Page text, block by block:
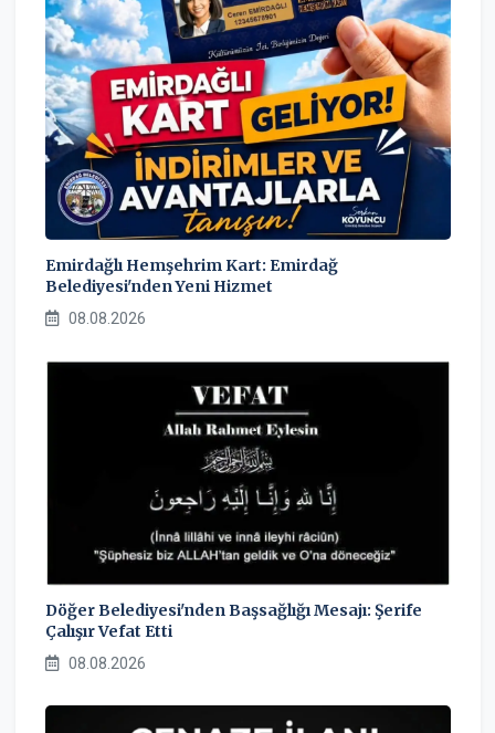
Emirdağlı Hemşehrim Kart: Emirdağ
Belediyesi'nden Yeni Hizmet
08.08.2026
Döğer Belediyesi'nden Başsağlığı Mesajı: Şerife
Çalışır Vefat Etti
08.08.2026